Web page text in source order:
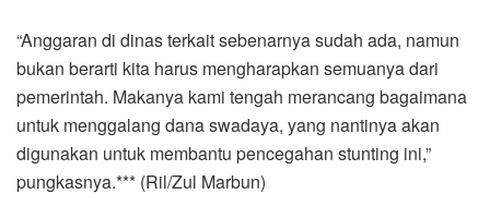
“Anggaran di dinas terkait sebenarnya sudah ada, namun
bukan berarti kita harus mengharapkan semuanya dari
pemerintah. Makanya kami tengah merancang bagaimana
untuk menggalang dana swadaya, yang nantinya akan
digunakan untuk membantu pencegahan stunting ini,”
pungkasnya.*** (Ril/Zul Marbun)